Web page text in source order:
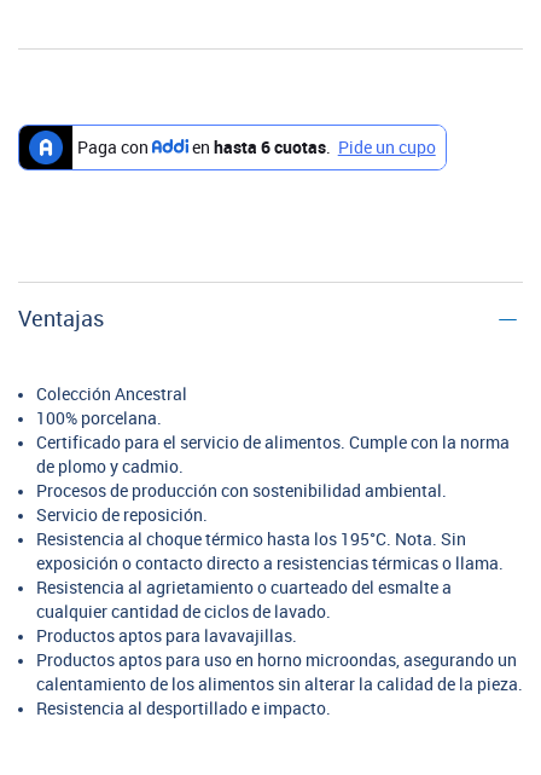
Ventajas
Colección Ancestral
100% porcelana.
Certificado para el servicio de alimentos. Cumple con la norma
de plomo y cadmio.
Procesos de producción con sostenibilidad ambiental.
Servicio de reposición.
Resistencia al choque térmico hasta los 195°C. Nota. Sin
exposición o contacto directo a resistencias térmicas o llama.
Resistencia al agrietamiento o cuarteado del esmalte a
cualquier cantidad de ciclos de lavado.
Productos aptos para lavavajillas.
Productos aptos para uso en horno microondas, asegurando un
calentamiento de los alimentos sin alterar la calidad de la pieza.
Resistencia al desportillado e impacto.